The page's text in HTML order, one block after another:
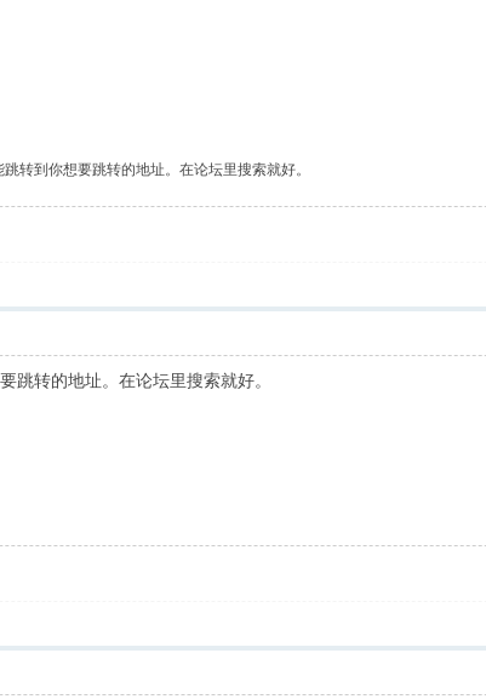
转到你想要跳转的地址。在论坛里搜索就好。
跳转的地址。在论坛里搜索就好。